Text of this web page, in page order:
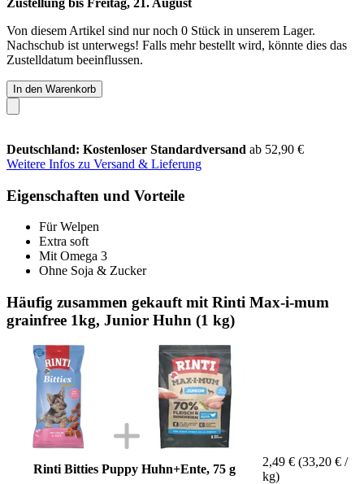
Von diesem Artikel sind nur noch 0 Stück in unserem Lager.
Nachschub ist unterwegs! Falls mehr bestellt wird, könnte dies das
Zustelldatum beeinflussen.
In den Warenkorb
Deutschland: Kostenloser Standardversand ab 52,90 €
Weitere Infos zu Versand & Lieferung
Eigenschaften und Vorteile
Für Welpen
Extra soft
Mit Omega 3
Ohne Soja & Zucker
Häufig zusammen gekauft mit Rinti Max-i-mum
grainfree 1kg, Junior Huhn (1 kg)
Rinti Bitties Puppy Huhn+Ente, 75 g
2,49 € (33,20 € /
kg)